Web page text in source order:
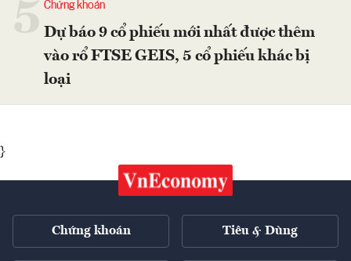
Chứng khoán
Dự báo 9 cổ phiếu mới nhất được thêm
vào rổ FTSE GEIS, 5 cổ phiếu khác bị
loại
}
Chứng khoán Tiêu & Dùng